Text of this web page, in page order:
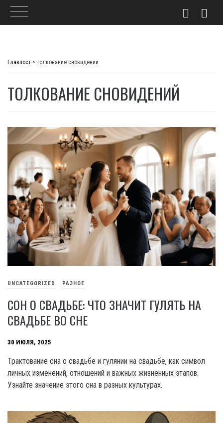
Главпост > толкование сновидений
ТОЛКОВАНИЕ СНОВИДЕНИЙ
UNCATEGORIZED РАЗНОЕ
СОН О СВАДЬБЕ: ЧТО ЗНАЧИТ ГУЛЯТЬ НА
СВАДЬБЕ ВО СНЕ
30 ИЮЛЯ, 2025
Трактование сна о свадьбе и гулянии на свадьбе, как символ
личных изменений, отношений и важных жизненных этапов.
Узнайте значение этого сна в разных культурах.